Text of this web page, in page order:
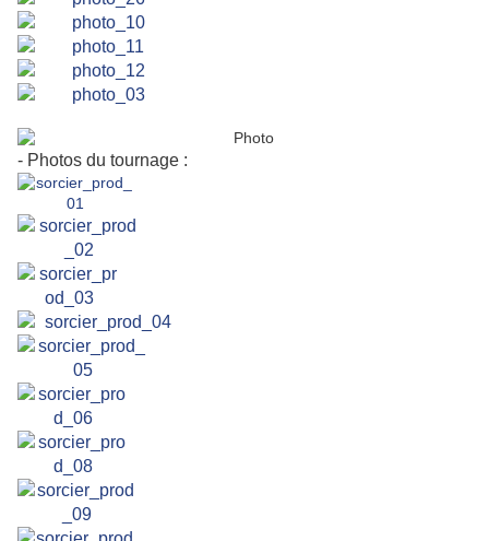
- Photos du tournage :